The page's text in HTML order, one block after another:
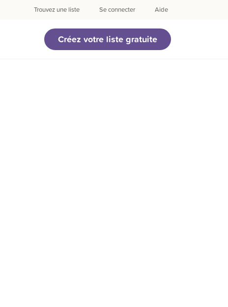
Trouvez une liste Se connecter Aide
Créez votre liste gratuite